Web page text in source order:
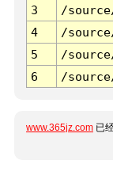
3 /
4
/
5
/
6
/
www.365jz.com 已